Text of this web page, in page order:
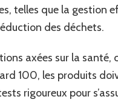
telles que la gestion
des déchets.
axées sur la santé,
100, les produits
rigoureux pour